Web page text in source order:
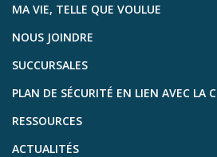
MA VIE, TELLE QUE VOULUE
NOUS JOINDRE
SUCCURSALES
PLAN DE SÉCURITÉ EN LIEN AVEC LA
RESSOURCES
ACTUALITÉS